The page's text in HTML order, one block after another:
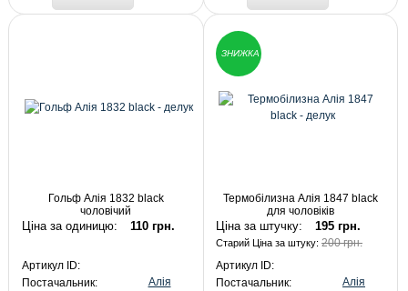
Гольф Алія 1832 black
чоловічий
Ціна за одиницю: 110 грн.
Артикул ID:
Постачальник:
Алія
ЗНИЖКА
Термобілизна Алія 1847 black
для чоловіків
Ціна за штучку: 195 грн.
Старий Ціна за штуку:200 грн.
Артикул ID:
Постачальник:
Алія